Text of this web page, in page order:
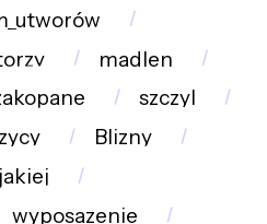
madlen
szczyl
Blizny
jakiej
wyposazenie